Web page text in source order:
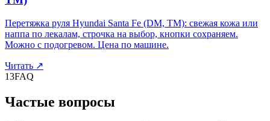
Перетяжка руля Hyundai Santa Fe (DM, TM): свежая кожа или
наппа по лекалам, строчка на выбор, кнопки сохраняем.
Можно с подогревом. Цена по машине.
Читать ↗
13FAQ
Частые вопросы